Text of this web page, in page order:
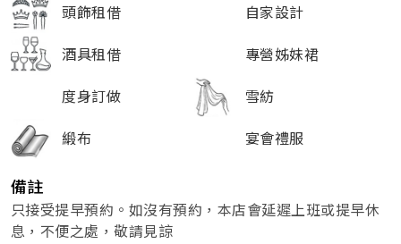
頭飾租借
自家設計
酒具租借
專營姊妹裙
度身訂做
雪紡
緞布
宴會禮服
備註
只接受提早預約。如沒有預約，本店會延遲上班或提早休
息，不便之處，敬請見諒